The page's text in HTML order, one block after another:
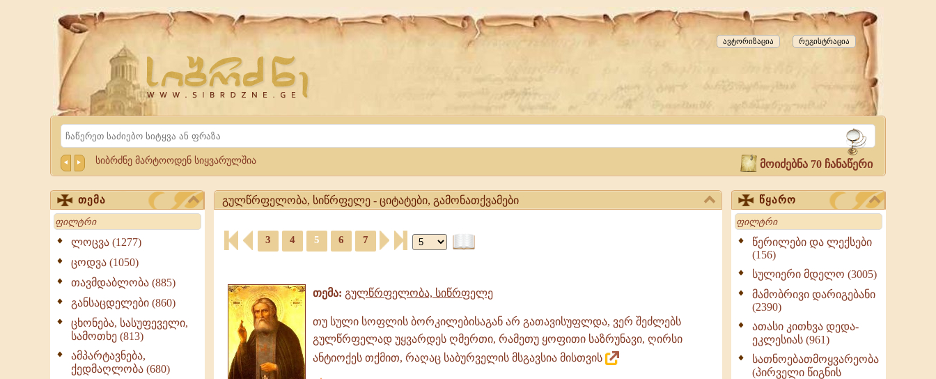
Website
Sibrdzne.ge
რეგისტრაცია
ავტორიზაცია
Search
სიბრძნე მარტოოდენ სიყვარულშია
მოიძებნა 70 ჩანაწერი
თემა
Search
ლოცვა (1277)
ცოდვა (1050)
თავმდაბლობა (885)
განსაცდელები (860)
ცხონება, სასუფეველი,
სამოთხე (813)
ამპარტავნება,
ქედმაღლობა (680)
გულწრფელობა, სიწრფელე - ციტატები, გამონათქვამები
სიწრფელე
გულწრფელობა,
სიწრფელე,
გამონათქვამები
გამონათქვამები
3 4 5 6 7
თემა: გულწრფელობა, სიწრფელე
თუ სული სოფლის ბორკილებისაგან არ გათავისუფლდა, ვერ შეძლებს
გულწრფელად უყვარდეს ღმერთი, რამეთუ ყოფითი საზრუნავი, ღირსი
ანტიოქეს თქმით, რაღაც საბურველის მსგავსია მისთვის
წყარო
Search
წერილები და ლექსები
(156)
სულიერი მდელო (3005)
მამობრივი დარიგებანი
(2390)
ათასი კითხვა დედა-
ეკლესიას (961)
სათნოებათმოყვარეობა
(პირველი წიგნის